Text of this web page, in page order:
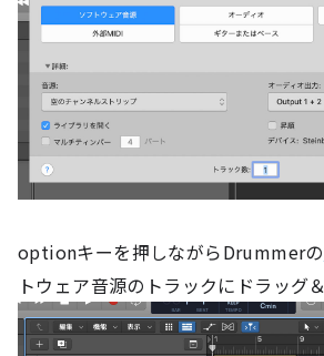
optionキーを押しながらDrummerの
トウェア音源のトラックにドラッグ＆